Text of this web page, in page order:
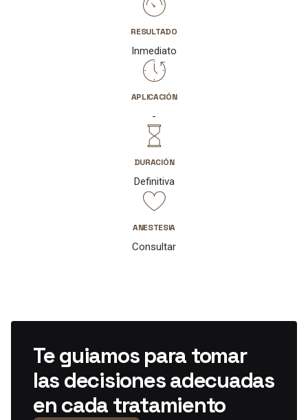
RESULTADO
Inmediato
APLICACIÓN
-
DURACIÓN
Definitiva
ANESTESIA
Consultar
Te guiamos para tomar
las decisiones adecuadas
en cada tratamiento